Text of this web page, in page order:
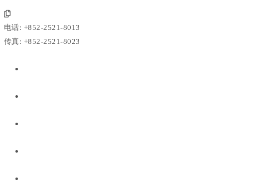
电话: +852-2521-8013
传真: +852-2521-8023